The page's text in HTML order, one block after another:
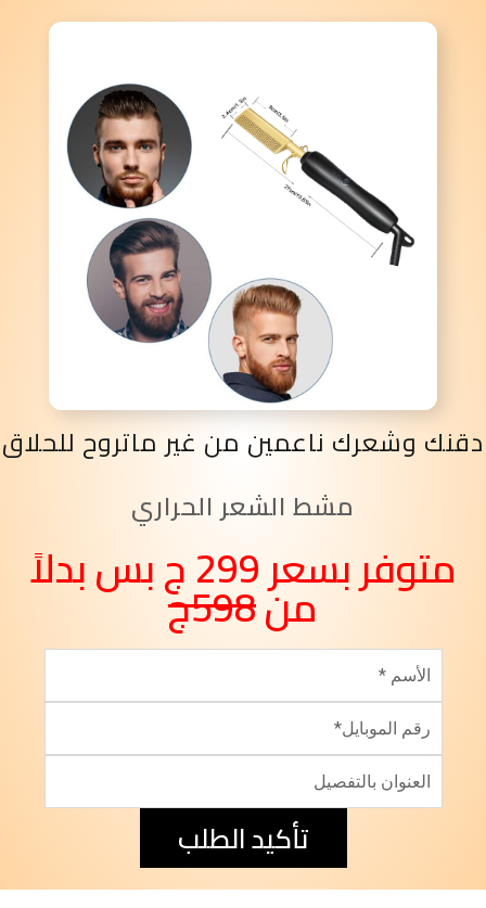
دقنك وشعرك ناعمين من غير ماتروح للحلاق
مشط الشعر الحراري
متوفر بسعر 299 ج بس بدلاً
من598ج
تأكيد الطلب